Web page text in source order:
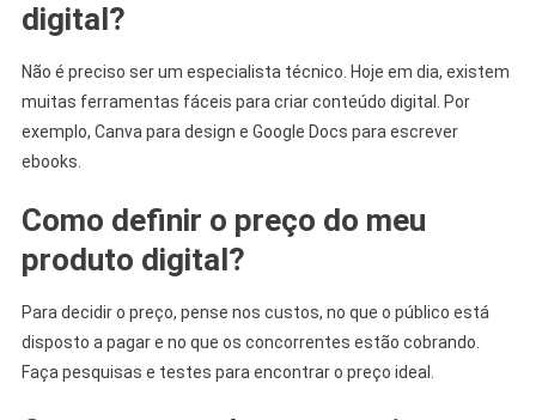
digital?
Não é preciso ser um especialista técnico. Hoje em dia, existem
muitas ferramentas fáceis para criar conteúdo digital. Por
exemplo, Canva para design e Google Docs para escrever
ebooks.
Como definir o preço do meu
produto digital?
Para decidir o preço, pense nos custos, no que o público está
disposto a pagar e no que os concorrentes estão cobrando.
Faça pesquisas e testes para encontrar o preço ideal.